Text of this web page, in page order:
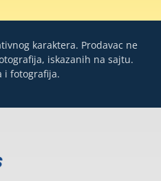
karaktera. Prodavac ne
iskazanih na sajtu.
i fotografija.